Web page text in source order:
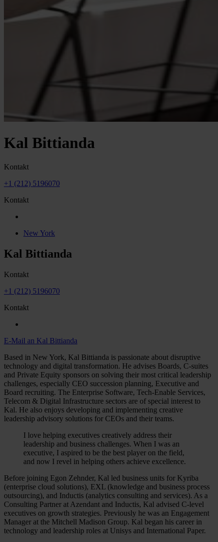
Kal Bittianda
Kontakt
+1 (212) 5196070
Kontakt
New York
Kal Bittianda
Kontakt
+1 (212) 5196070
Kontakt
E-Mail an Kal Bittianda
Based in New York, Kal Bittianda is passionate about disruptive
technology and digital transformation. He advises Boards, C-suites
and Private Equity sponsors on solving their most critical leadership
challenges, especially CEO succession planning, Executive and
Board recruiting. The Enterprise Software, Tech-Enable Services,
Telecom & Digital Infrastructure sectors are of special interest to
Kal. He also enjoys developing and implementing creative
leadership advisory solutions for CEOs and their teams.
I love helping executives creatively address their
leadership and business challenges. When I was an
executive, I aspired to be the best player on the field,
and now I revel in helping others achieve excellence.
Before joining Egon Zehnder, Kal led business units for Kyriba
(enterprise cloud solutions), EXL (knowledge and business process
outsourcing), and Inductis (analytics consulting and services). As a
Consulting Partner at Azendant and Inductis, Kal advised C-level
executives on growth strategies. Previously he was an Engagement
Manager at the Mitchell Madison Group. Kal began his career in
technology and leadership roles at Unisys and International Paper.